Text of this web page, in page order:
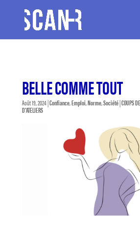
BELLE COMME TOUT
Août 19, 2024|Confiance,Emploi,Norme,Société|COUPS
D'ATELIERS